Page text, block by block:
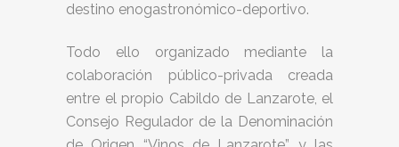
destino enogastronómico-deportivo.
Todo ello organizado mediante la
colaboración público-privada creada
entre el propio Cabildo de Lanzarote, el
Consejo Regulador de la Denominación